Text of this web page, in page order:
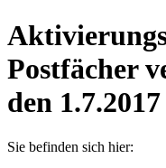
Postfächer
den 1.7.2017
Sie befinden sich hier: